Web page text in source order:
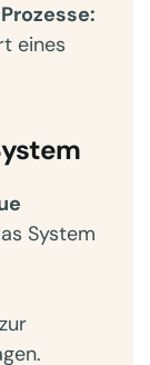
eines
System